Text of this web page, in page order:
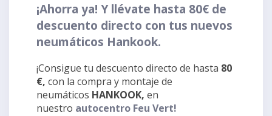
¡Ahorra ya! Y llévate hasta 80€ de
descuento directo con tus nuevos
neumáticos Hankook.
¡Consigue tu descuento directo de hasta 80
€, con la compra y montaje de
neumáticos HANKOOK, en
nuestro autocentro Feu Vert!